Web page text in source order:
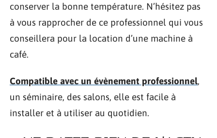
conserver la bonne température. N’hésitez pas
à vous rapprocher de ce professionnel qui vous
conseillera pour la location d’une machine à
café.
Compatible avec un évènement professionnel,
un séminaire, des salons, elle est facile à
installer et à utiliser au quotidien.